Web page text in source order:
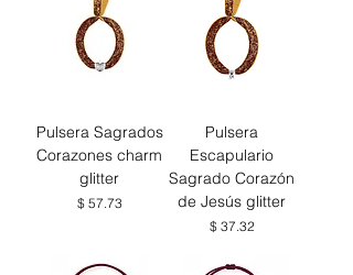
Pulsera Sagrados
Corazones charm
glitter
Precio
$ 57.73
Pulsera
Escapulario
Sagrado Corazón
de Jesús glitter
Precio
$ 37.32